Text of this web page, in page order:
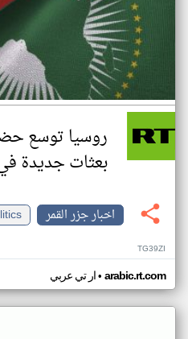
روسيا توسع
بعثات جديدة في 4 دول
اخبار جزر القمر
TG39ZI
ار تي عربي• arabic.rt.com